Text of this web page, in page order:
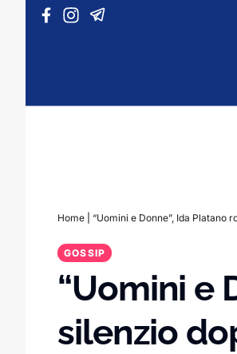
Vai al contenuto
Home “Uomini e Donne”, Ida Platano
GOSSIP
“Uomini e
silenzio